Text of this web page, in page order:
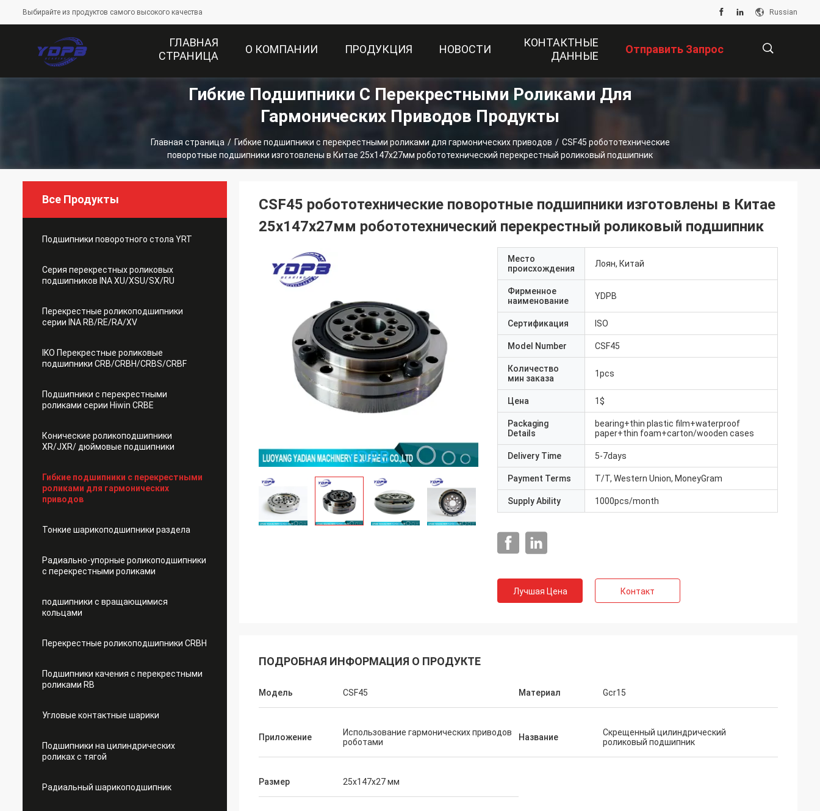
Выбирайте из продуктов самого высокого качества Russian
ГЛАВНАЯ
СТРАНИЦА
О КОМПАНИИ ПРОДУКЦИЯ НОВОСТИ
КОНТАКТНЫЕ
ДАННЫЕ
Отправить Запрос
Гибкие Подшипники С Перекрестными Роликами Для
Гармонических Приводов Продукты
Главная страница / Гибкие подшипники с перекрестными роликами для гармонических приводов / CSF45 робототехнические
поворотные подшипники изготовлены в Китае 25x147x27мм робототехнический перекрестный роликовый подшипник
Все Продукты
Подшипники поворотного стола YRT
Серия перекрестных роликовых
подшипников INA XU/XSU/SX/RU
Перекрестные роликоподшипники
серии INA RB/RE/RA/XV
IKO Перекрестные роликовые
подшипники CRB/CRBH/CRBS/CRBF
Подшипники с перекрестными
роликами серии Hiwin CRBE
Конические роликоподшипники
XR/JXR/ дюймовые подшипники
Гибкие подшипники с перекрестными
роликами для гармонических
приводов
Тонкие шарикоподшипники раздела
Радиально-упорные роликоподшипники
с перекрестными роликами
подшипники с вращающимися
кольцами
Перекрестные роликоподшипники CRBH
Подшипники качения с перекрестными
роликами RB
Угловые контактные шарики
Подшипники на цилиндрических
роликах с тягой
Радиальный шарикоподшипник
CSF45 робототехнические поворотные подшипники изготовлены в Китае
25x147x27мм робототехнический перекрестный роликовый подшипник
Место
происхождения
Лоян, Китай
Фирменное
наименование
YDPB
Сертификация ISO
Model Number CSF45
Количество
мин заказа
1pcs
Цена 1$
Packaging
Details
bearing+thin plastic film+waterproof
paper+thin foam+carton/wooden cases
Delivery Time 5-7days
Payment Terms T/T, Western Union, MoneyGram
Supply Ability 1000pcs/month
Лучшая Цена Контакт
ПОДРОБНАЯ ИНФОРМАЦИЯ О ПРОДУКТЕ
Модель CSF45 Материал Gcr15
Приложение
Использование гармонических приводов
роботами
Название
Скрещенный цилиндрический
роликовый подшипник
Размер 25x147x27 мм